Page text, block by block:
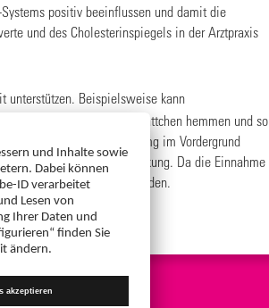
positiv beeinflussen und damit die
und des Cholesterinspiegels in der Arztpraxis
unterstützen. Beispielsweise kann
das Verklumpen von Blutplättchen hemmen und so
Dosierung mit 100 mg im Vordergrund
Wirkung. Da die Einnahme
Rat eingeholt werden.